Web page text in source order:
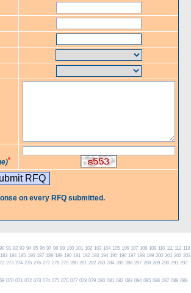
*
on every RFQ submitted.
90 91 92 93 94 95 96 97 98 99 100 101 102 103 104 105 106 107 108 109 110 111 112 113
183 184 185 186 187 188 189 190 191 192 193 194 195 196 197 198 199 200 201 202 203
273 274 275 276 277 278 279 280 281 282 283 284 285 286 287 288 289 290 291 292
070 071 072 073 074 075 076 077 078 079 080 081 082 083 084 085 086 087 088 089